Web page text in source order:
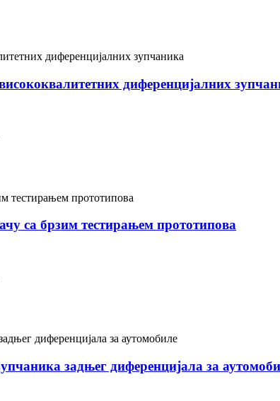
диференцијалних
са брзим тестирањем прототипова
задњег диференцијала за